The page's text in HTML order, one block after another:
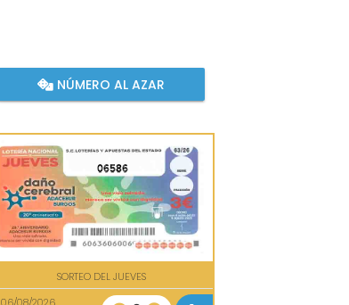
NÚMERO AL AZAR
06586
SORTEO DEL JUEVES